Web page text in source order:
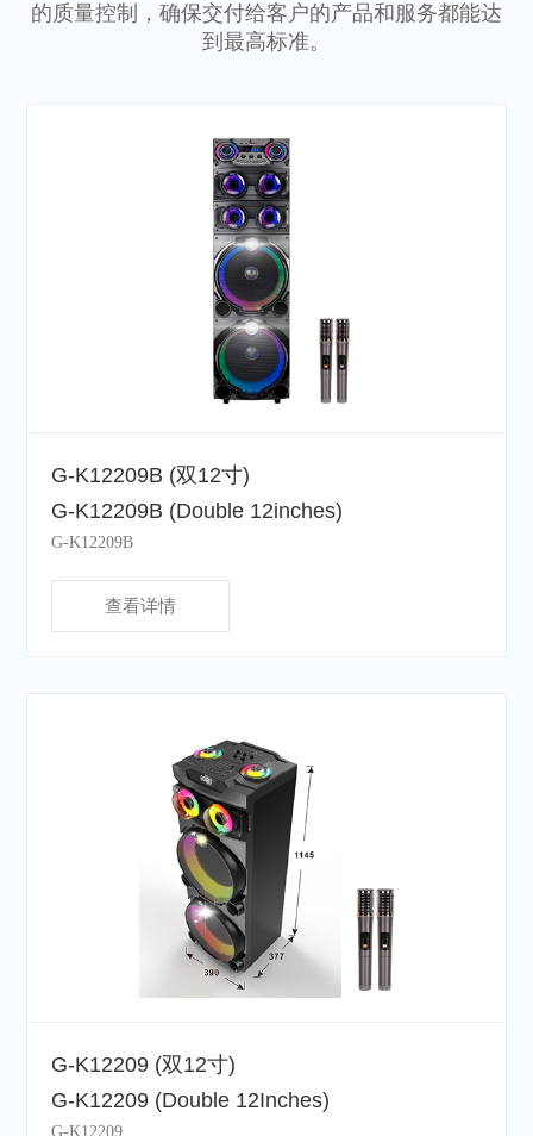
的质量控制，确保交付给客户的产品和服务都能达
到最高标准。
G-K12209B (双12寸)
G-K12209B (Double 12inches)
G-K12209B
查看详情
G-K12209 (双12寸)
G-K12209 (Double 12Inches)
G-K12209